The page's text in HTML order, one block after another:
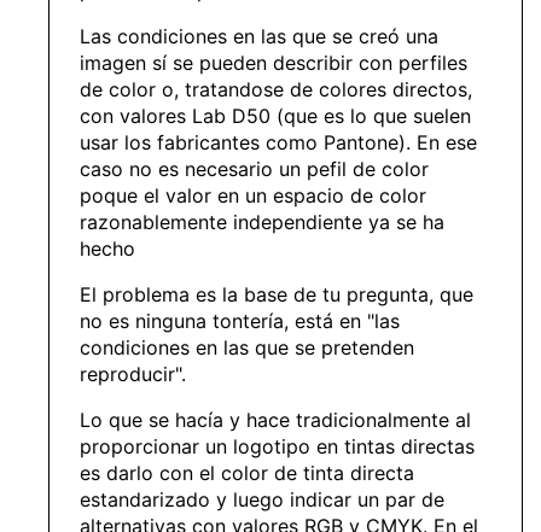
Las condiciones en las que se creó una
imagen sí se pueden describir con perfiles
de color o, tratandose de colores directos,
con valores Lab D50 (que es lo que suelen
usar los fabricantes como Pantone). En ese
caso no es necesario un pefil de color
poque el valor en un espacio de color
razonablemente independiente ya se ha
hecho
El problema es la base de tu pregunta, que
no es ninguna tontería, está en "las
condiciones en las que se pretenden
reproducir".
Lo que se hacía y hace tradicionalmente al
proporcionar un logotipo en tintas directas
es darlo con el color de tinta directa
estandarizado y luego indicar un par de
alternativas con valores RGB y CMYK. En el